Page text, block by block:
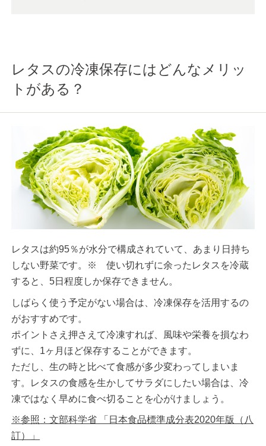
レタスの冷凍保存にはどんなメリッ
トがある？
レタスは約95％が水分で構成されていて、あまり日持ち
しない野菜です。※ 使い切れずに余ったレタスを冷蔵
すると、5日程度しか保存できません。
しばらく使う予定がない場合は、冷凍保存を活用するの
がおすすめです。
ポイントさえ押さえて冷凍すれば、風味や栄養を損なわ
ずに、1ヶ月ほど保存することができます。
ただし、生の時と比べて食感が多少変わってしまいま
す。レタスの食感を生かしてサラダにしたい場合は、冷
凍ではなく早めに食べ切ることを心がけましょう。
※参照：文部科学省 「日本食品標準成分表2020年版（八
訂）」